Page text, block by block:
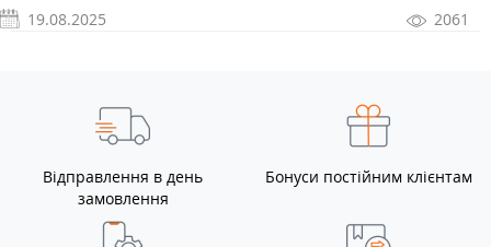
19.08.2025 2061
Відправлення в день
замовлення